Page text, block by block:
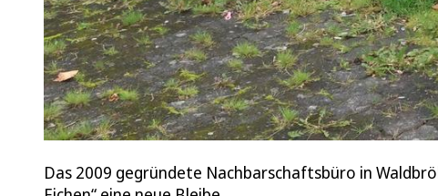
Das 2009 gegründete Nachbarschaftsbüro in